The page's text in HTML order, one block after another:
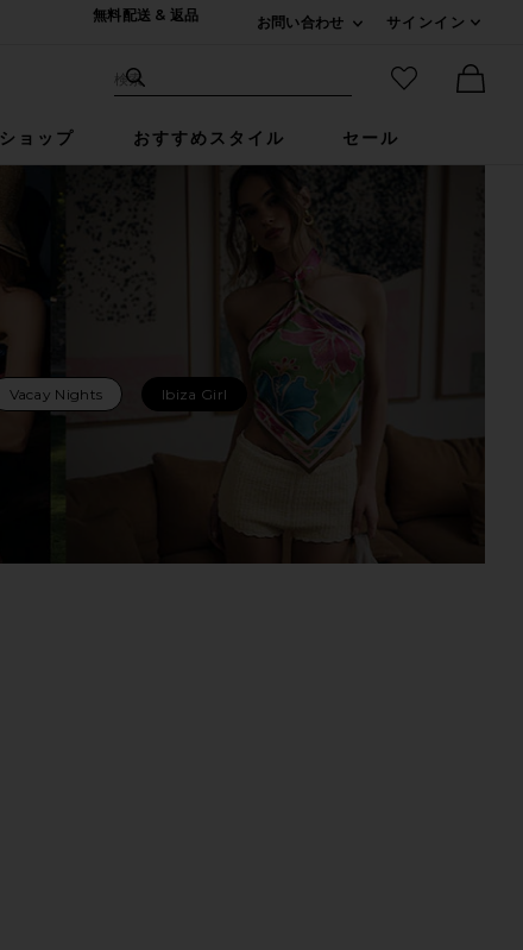
無料配送 & 返品
お問い合わせ
サインイン
サイト検索
検索
お気に入り
ショップ おすすめスタイル セール
Vacay Nights Ibiza Girl